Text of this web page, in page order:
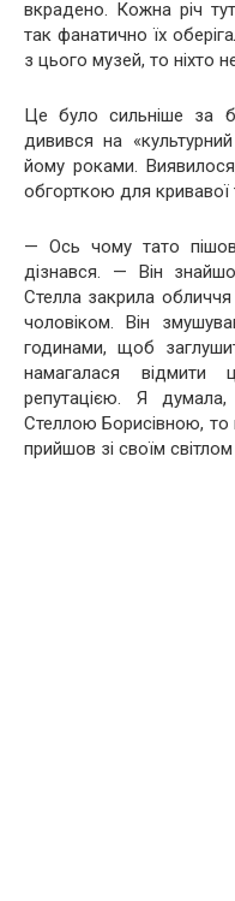
вкрадено. Кожна річ
так фанатично їх
з цього музей, то ніхто
Це було сильніше за
дивився на
йому роками.
обгорткою для кривавої
— Ось чому тато
дізнався. — Він
Стелла закрила
чоловіком. Він
годинами, щоб
намагалася відмити
репутацією. Я
Стеллою Борисівною, то
прийшов зі своїм